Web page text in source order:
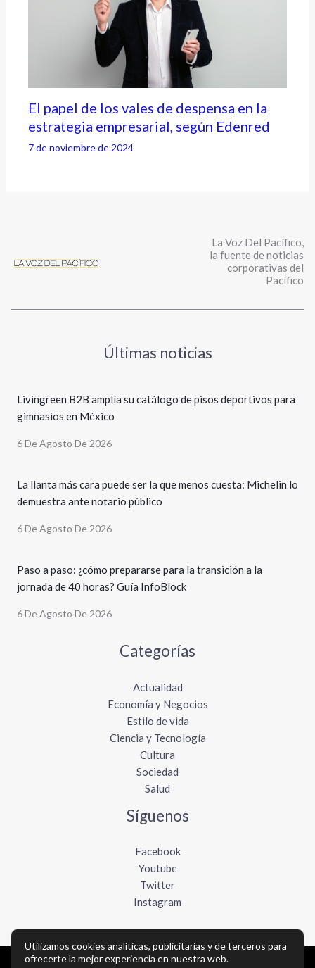
El papel de los vales de despensa en la
estrategia empresarial, según Edenred
7 de noviembre de 2024
La Voz Del Pacífico,
la fuente de noticias
corporativas del
Pacífico
Últimas noticias
Livingreen B2B amplía su catálogo de pisos deportivos para
gimnasios en México
6 De Agosto De 2026
La llanta más cara puede ser la que menos cuesta: Michelin lo
demuestra ante notario público
6 De Agosto De 2026
Paso a paso: ¿cómo prepararse para la transición a la
jornada de 40 horas? Guía InfoBlock
6 De Agosto De 2026
Categorías
Actualidad
Economía y Negocios
Estilo de vida
Ciencia y Tecnología
Cultura
Sociedad
Salud
Síguenos
Facebook
Youtube
Twitter
Instagram
Utilizamos cookies analíticas, publicitarias y de terceros para
ofrecerte la mejor experiencia en nuestra web.